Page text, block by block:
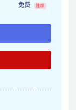
免费 推荐